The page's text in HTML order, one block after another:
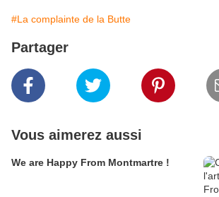
#La complainte de la Butte
Partager
Vous aimerez aussi
We are Happy From Montmartre !